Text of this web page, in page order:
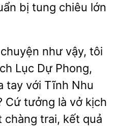
bị tung chiêu lớn
chuyện như vậy, tôi
Lục Dự Phong,
tay
Tĩnh Nhu
Cứ tưởng là vở kịch
chàng
kết quả